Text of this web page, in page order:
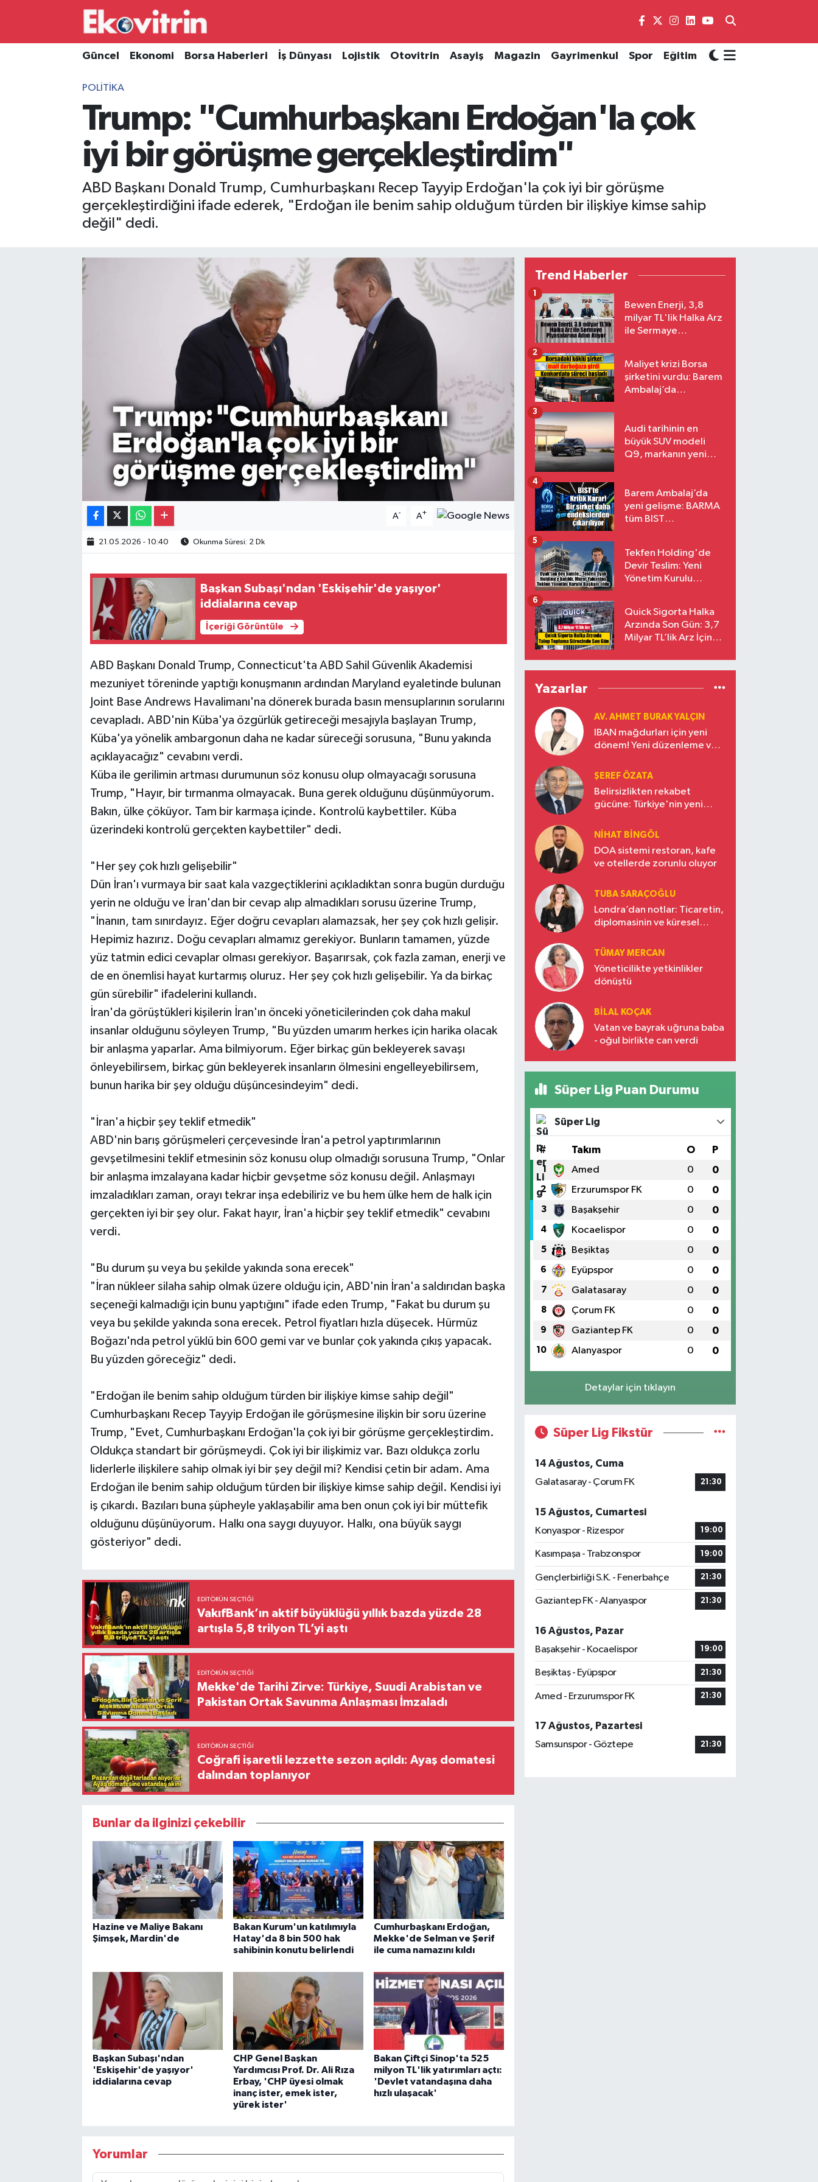
Güncel Ekonomi Borsa Haberleri İş Dünyası Lojistik Otovitrin Asayiş Magazin Gayrimenkul Spor Eğitim
POLITIKA
Trump: "Cumhurbaşkanı Erdoğan'la çok
iyi bir görüşme gerçekleştirdim"
ABD Başkanı Donald Trump, Cumhurbaşkanı Recep Tayyip Erdoğan'la çok iyi bir görüşme
gerçekleştirdiğini ifade ederek, "Erdoğan ile benim sahip olduğum türden bir ilişkiye kimse sahip
değil" dedi.
A- A+
21.05.2026 - 10:40 Okunma Süresi: 2 Dk
Başkan Subaşı'ndan 'Eskişehir'de yaşıyor'
iddialarına cevap
İçeriği Görüntüle
ABD Başkanı Donald Trump, Connecticut'ta ABD Sahil Güvenlik Akademisi
mezuniyet töreninde yaptığı konuşmanın ardından Maryland eyaletinde bulunan
Joint Base Andrews Havalimanı'na dönerek burada basın mensuplarının sorularını
cevapladı. ABD'nin Küba'ya özgürlük getireceği mesajıyla başlayan Trump,
Küba'ya yönelik ambargonun daha ne kadar süreceği sorusuna, "Bunu yakında
açıklayacağız" cevabını verdi.
Küba ile gerilimin artması durumunun söz konusu olup olmayacağı sorusuna
Trump, "Hayır, bir tırmanma olmayacak. Buna gerek olduğunu düşünmüyorum.
Bakın, ülke çöküyor. Tam bir karmaşa içinde. Kontrolü kaybettiler. Küba
üzerindeki kontrolü gerçekten kaybettiler" dedi.
"Her şey çok hızlı gelişebilir"
Dün İran'ı vurmaya bir saat kala vazgeçtiklerini açıkladıktan sonra bugün durduğu
yerin ne olduğu ve İran'dan bir cevap alıp almadıkları sorusu üzerine Trump,
"İnanın, tam sınırdayız. Eğer doğru cevapları alamazsak, her şey çok hızlı gelişir.
Hepimiz hazırız. Doğu cevapları almamız gerekiyor. Bunların tamamen, yüzde
yüz tatmin edici cevaplar olması gerekiyor. Başarırsak, çok fazla zaman, enerji ve
de en önemlisi hayat kurtarmış oluruz. Her şey çok hızlı gelişebilir. Ya da birkaç
gün sürebilir" ifadelerini kullandı.
İran'da görüştükleri kişilerin İran'ın önceki yöneticilerinden çok daha makul
insanlar olduğunu söyleyen Trump, "Bu yüzden umarım herkes için harika olacak
bir anlaşma yaparlar. Ama bilmiyorum. Eğer birkaç gün bekleyerek savaşı
önleyebilirsem, birkaç gün bekleyerek insanların ölmesini engelleyebilirsem,
bunun harika bir şey olduğu düşüncesindeyim" dedi.
"İran'a hiçbir şey teklif etmedik"
ABD'nin barış görüşmeleri çerçevesinde İran'a petrol yaptırımlarının
gevşetilmesini teklif etmesinin söz konusu olup olmadığı sorusuna Trump, "Onlar
bir anlaşma imzalayana kadar hiçbir gevşetme söz konusu değil. Anlaşmayı
imzaladıkları zaman, orayı tekrar inşa edebiliriz ve bu hem ülke hem de halk için
gerçekten iyi bir şey olur. Fakat hayır, İran'a hiçbir şey teklif etmedik" cevabını
verdi.
"Bu durum şu veya bu şekilde yakında sona erecek"
"İran nükleer silaha sahip olmak üzere olduğu için, ABD'nin İran'a saldırıdan başka
seçeneği kalmadığı için bunu yaptığını" ifade eden Trump, "Fakat bu durum şu
veya bu şekilde yakında sona erecek. Petrol fiyatları hızla düşecek. Hürmüz
Boğazı'nda petrol yüklü bin 600 gemi var ve bunlar çok yakında çıkış yapacak.
Bu yüzden göreceğiz" dedi.
"Erdoğan ile benim sahip olduğum türden bir ilişkiye kimse sahip değil"
Cumhurbaşkanı Recep Tayyip Erdoğan ile görüşmesine ilişkin bir soru üzerine
Trump, "Evet, Cumhurbaşkanı Erdoğan'la çok iyi bir görüşme gerçekleştirdim.
Oldukça standart bir görüşmeydi. Çok iyi bir ilişkimiz var. Bazı oldukça zorlu
liderlerle ilişkilere sahip olmak iyi bir şey değil mi? Kendisi çetin bir adam. Ama
Erdoğan ile benim sahip olduğum türden bir ilişkiye kimse sahip değil. Kendisi iyi
iş çıkardı. Bazıları buna şüpheyle yaklaşabilir ama ben onun çok iyi bir müttefik
olduğunu düşünüyorum. Halkı ona saygı duyuyor. Halkı, ona büyük saygı
gösteriyor" dedi.
EDITÖRÜN SEÇTIĞI
VakıfBank’ın aktif büyüklüğü yıllık bazda yüzde 28
artışla 5,8 trilyon TL’yi aştı
EDITÖRÜN SEÇTIĞI
Mekke'de Tarihi Zirve: Türkiye, Suudi Arabistan ve
Pakistan Ortak Savunma Anlaşması İmzaladı
EDITÖRÜN SEÇTIĞI
Coğrafi işaretli lezzette sezon açıldı: Ayaş domatesi
dalından toplanıyor
Bunlar da ilginizi çekebilir
Hazine ve Maliye Bakanı
Şimşek, Mardin'de
Bakan Kurum'un katılımıyla
Hatay'da 8 bin 500 hak
sahibinin konutu belirlendi
Cumhurbaşkanı Erdoğan,
Mekke'de Selman ve Şerif
ile cuma namazını kıldı
Başkan Subaşı'ndan
'Eskişehir'de yaşıyor'
iddialarına cevap
CHP Genel Başkan
Yardımcısı Prof. Dr. Ali Rıza
Erbay, 'CHP üyesi olmak
inanç ister, emek ister,
yürek ister'
Bakan Çiftçi Sinop'ta 525
milyon TL'lik yatırımları açtı:
'Devlet vatandaşına daha
hızlı ulaşacak'
Yorumlar
Trend Haberler
Bewen Enerji, 3,8
milyar TL'lik Halka Arz
ile Sermaye
1
Maliyet krizi Borsa
şirketini vurdu: Barem
Ambalaj’da
2
Audi tarihinin en
büyük SUV modeli
Q9, markanın yeni
3
Barem Ambalaj’da
yeni gelişme: BARMA
tüm BIST
4
Tekfen Holding'de
Devir Teslim: Yeni
Yönetim Kurulu
5
Quick Sigorta Halka
Arzında Son Gün: 3,7
Milyar TL’lik Arz İçin
Eriyor
6
Yazarlar
AV. AHMET BURAK YALÇIN
IBAN mağdurları için yeni
dönem! Yeni düzenleme ve
ŞEREF ÖZATA
Belirsizlikten rekabet
gücüne: Türkiye'nin yeni
NIHAT BINGÖL
DOA sistemi restoran, kafe
ve otellerde zorunlu oluyor
TUBA SARAÇOĞLU
Londra’dan notlar: Ticaretin,
diplomasinin ve küresel
Türkiye’nin yükselen gücü
TÜMAY MERCAN
Yöneticilikte yetkinlikler
dönüştü
BILAL KOÇAK
Vatan ve bayrak uğruna baba
- oğul birlikte can verdi
Süper Lig Puan Durumu
Süper Lig
# Takım O P
1 Amed 0 0
2 Erzurumspor FK 0 0
3 Başakşehir 0 0
4 Kocaelispor 0 0
5 Beşiktaş 0 0
6 Eyüpspor 0 0
7 Galatasaray 0 0
8 Çorum FK 0 0
9 Gaziantep FK 0 0
10 Alanyaspor 0 0
Detaylar için tıklayın
Süper Lig Fikstür
14 Ağustos, Cuma
Galatasaray - Çorum FK
21:30
15 Ağustos, Cumartesi
Konyaspor - Rizespor
19:00
Kasımpaşa - Trabzonspor 19:00
Gençlerbirliği S.K. - Fenerbahçe 21:30
Gaziantep FK - Alanyaspor 21:30
16 Ağustos, Pazar
Başakşehir - Kocaelispor
19:00
Beşiktaş - Eyüpspor 21:30
Amed - Erzurumspor FK 21:30
17 Ağustos, Pazartesi
Samsunspor - Göztepe
21:30
Güncel
Borsa Haberleri
Gayrimenkul
Hava Durumu
Süper Lig Puan Durumu ve Fikstür
Tüm Manşetler
Son Dakika Haberleri
Haber Arşivi